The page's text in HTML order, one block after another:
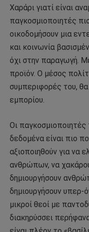
Χαράρι γιατί είναι
παγκοσμιοποιητές
οικοδομήσουν μια
και κοινωνία
όχι στην παραγωγή.
προϊόν. Ο μέσος
συμπεριφορές του,
εμπορίου.
Οι παγκοσμιοποιητές
δεδομένα είναι πιο
αξιοποιηθούν για να
ανθρώπων, να
δημιουργήσουν
δημιουργήσουν υπερ-
μικροί θεοί με
διακηρύσσει